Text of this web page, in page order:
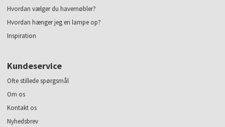
Hvordan vælger du havemøbler?
Hvordan hænger jeg en lampe op?
Inspiration
Kundeservice
Ofte stillede spørgsmål
Om os
Kontakt os
Nyhedsbrev